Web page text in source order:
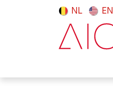
Overslaan naar inhoud
NL EN